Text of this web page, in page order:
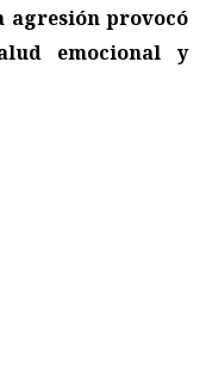
agresión provocó
emocional y